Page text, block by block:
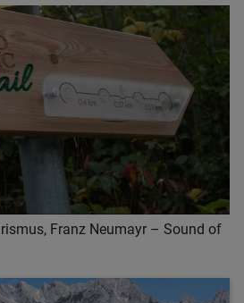
Franz Neumayr – Sound of